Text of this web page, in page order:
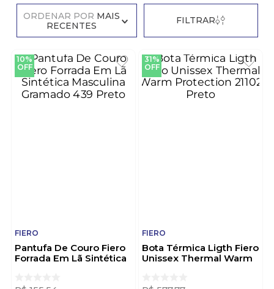
ORDENAR POR MAIS
RECENTES
FILTRAR
10%
OFF
FIERO
Pantufa De Couro Fiero
Forrada Em Lã Sintética
31%
OFF
FIERO
Bota Térmica Ligth Fiero
Unissex Thermal Warm